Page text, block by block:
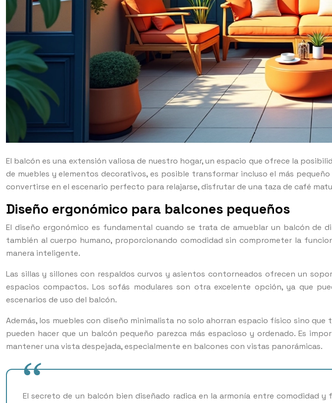
El balcón es una extensión valiosa de nuestro hogar, un espacio que ofrece la
de muebles y elementos decorativos, es posible transformar incluso el más
convertirse en el escenario perfecto para relajarse, disfrutar de una taza de café
Diseño ergonómico para balcones pequeños
El diseño ergonómico es fundamental cuando se trata de amueblar un balcón de
también al cuerpo humano, proporcionando comodidad sin comprometer la
manera inteligente.
Las sillas y sillones con respaldos curvos y asientos contorneados ofrecen un
espacios compactos. Los sofás modulares son otra excelente opción, ya que
escenarios de uso del balcón.
Además, los muebles con diseño minimalista no solo ahorran espacio físico sino
pueden hacer que un balcón pequeño parezca más espacioso y ordenado. Es
mantener una vista despejada, especialmente en balcones con vistas panorámicas.
El secreto de un balcón bien diseñado radica en la armonía entre comodidad